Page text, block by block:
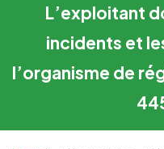
L’exploitant
incidents et
l’organisme de